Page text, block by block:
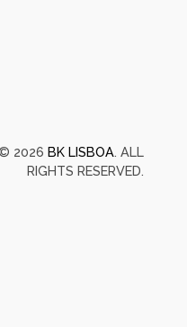
2026 BK LISBOA. ALL
RIGHTS RESERVED.